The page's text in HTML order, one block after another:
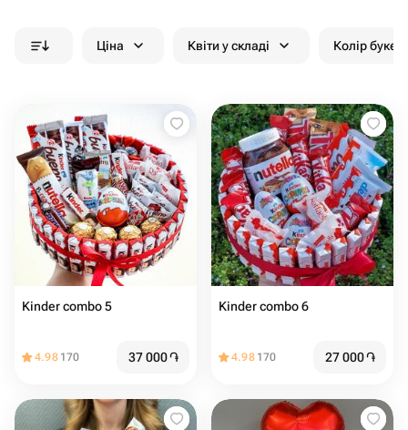
Ціна Квіти у складі Колір
Kinder combo 5
4.98 170 37 000֏
Kinder combo 6
4.98 170 27 000֏